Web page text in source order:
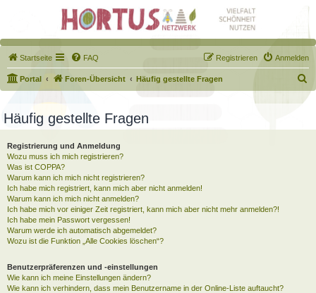
Startseite FAQ Anmelden
Registrieren
Portal Foren-Übersicht Häufig gestellte Fragen
u
h
Häufig gestellte Fragen
Registrierung und Anmeldung
Wozu muss ich mich registrieren?
Was ist COPPA?
Warum kann ich mich nicht registrieren?
Ich habe mich registriert, kann mich aber nicht anmelden!
Warum kann ich mich nicht anmelden?
Ich habe mich vor einiger Zeit registriert, kann mich aber nicht mehr anmelden?!
Ich habe mein Passwort vergessen!
Warum werde ich automatisch abgemeldet?
Wozu ist die Funktion „Alle Cookies löschen“?
Benutzerpräferenzen und -einstellungen
Wie kann ich meine Einstellungen ändern?
Wie kann ich verhindern, dass mein Benutzername in der Online-Liste auftaucht?